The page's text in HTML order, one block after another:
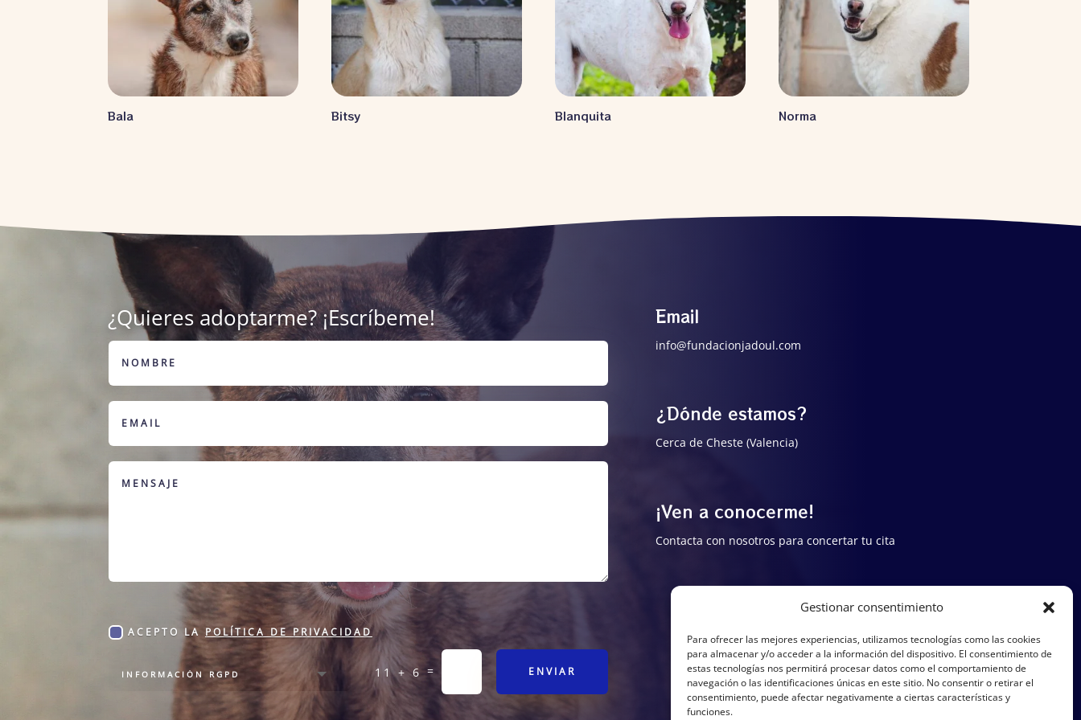
Gestionar consentimiento
Para ofrecer las mejores experiencias, utilizamos tecnologías como las cookies
para almacenar y/o acceder a la información del dispositivo. El consentimiento de
estas tecnologías nos permitirá procesar datos como el comportamiento de
navegación o las identificaciones únicas en este sitio. No consentir o retirar el
consentimiento, puede afectar negativamente a ciertas características y
funciones.
Bala Bitsy Blanquita Norma
¿Quieres adoptarme? ¡Escríbeme!
ACEPTO LA POLÍTICA DE PRIVACIDAD
11 + 6 = ENVIAR
Email
info@fundacionjadoul.com
¿Dónde estamos?
Cerca de Cheste (Valencia)
¡Ven a conocerme!
Contacta con nosotros para concertar tu cita